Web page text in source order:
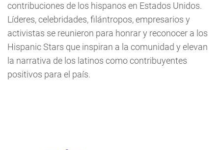
contribuciones de los hispanos en Estados Unidos.
Líderes, celebridades, filántropos, empresarios y
activistas se reunieron para honrar y reconocer a los
Hispanic Stars que inspiran a la comunidad y elevan
la narrativa de los latinos como contribuyentes
positivos para el país.